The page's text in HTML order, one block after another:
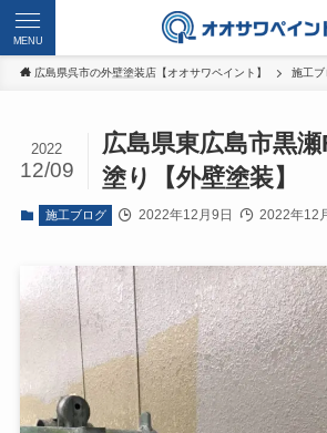
MENU
広島県呉市の外壁塗装店【オオサワペイント】 施工ブ
広島県東広島市黒
塗り【外壁塗装】
2022
12/09
施工ブログ 2022年12月9日 2022年12